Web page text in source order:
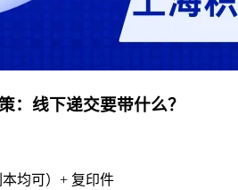
：线下递交要带什么？
均可）+ 复印件